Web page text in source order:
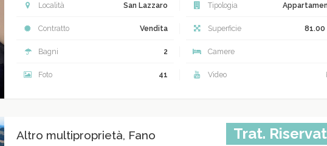
Località San Lazzaro Tipologia
Contratto Vendita Superficie 81.00
Bagni 2 Camere
Foto 41 Video
Altro multiproprietà, Fano Trat.